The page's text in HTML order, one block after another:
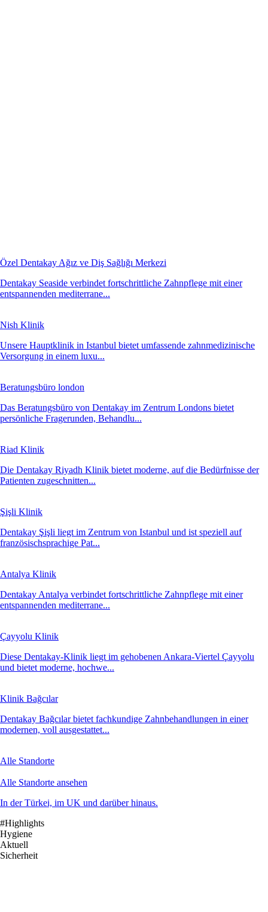
Özel Dentakay Ağız ve Diş Sağlığı Merkezi
Dentakay Seaside verbindet fortschrittliche Zahnpflege mit einer
entspannenden mediterrane...
Nish Klinik
Unsere Hauptklinik in Istanbul bietet umfassende zahnmedizinische
Versorgung in einem luxu...
Beratungsbüro london
Das Beratungsbüro von Dentakay im Zentrum Londons bietet
persönliche Fragerunden, Behandlu...
Riad Klinik
Die Dentakay Riyadh Klinik bietet moderne, auf die Bedürfnisse der
Patienten zugeschnitten...
Şişli Klinik
Dentakay Şişli liegt im Zentrum von Istanbul und ist speziell auf
französischsprachige Pat...
Antalya Klinik
Dentakay Antalya verbindet fortschrittliche Zahnpflege mit einer
entspannenden mediterrane...
Çayyolu Klinik
Diese Dentakay-Klinik liegt im gehobenen Ankara-Viertel Çayyolu
und bietet moderne, hochwe...
Klinik Bağcılar
Dentakay Bağcılar bietet fachkundige Zahnbehandlungen in einer
modernen, voll ausgestattet...
Alle Standorte
Alle Standorte ansehen
In der Türkei, im UK und darüber hinaus.
#Highlights
Hygiene
Aktuell
Sicherheit